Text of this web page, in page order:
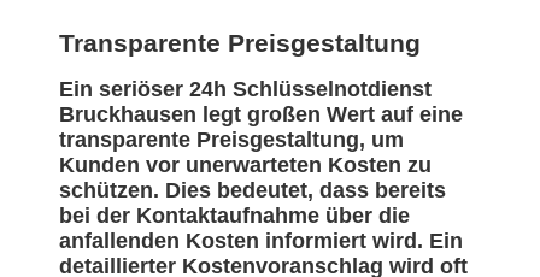
Transparente Preisgestaltung
Ein seriöser 24h Schlüsselnotdienst
Bruckhausen legt großen Wert auf eine
transparente Preisgestaltung, um
Kunden vor unerwarteten Kosten zu
schützen. Dies bedeutet, dass bereits
bei der Kontaktaufnahme über die
anfallenden Kosten informiert wird. Ein
detaillierter Kostenvoranschlag wird oft